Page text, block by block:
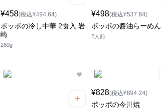
¥458(税込¥494.64)
ポッポの冷し中華 2食入 岩
崎
260g
¥498(税込¥537.84)
ポッポの醬油らーめん
2人前
¥828(税込¥894.24)
ポッポの今川焼